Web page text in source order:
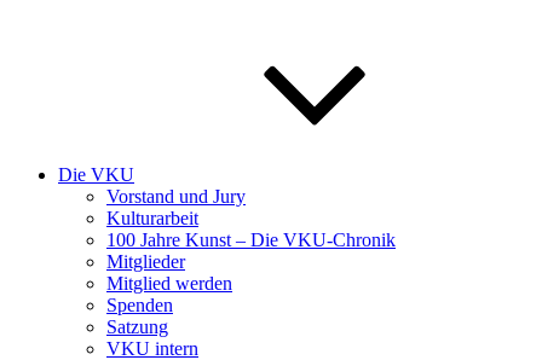
Die VKU
Vorstand und Jury
Kulturarbeit
100 Jahre Kunst – Die VKU-Chronik
Mitglieder
Mitglied werden
Spenden
Satzung
VKU intern